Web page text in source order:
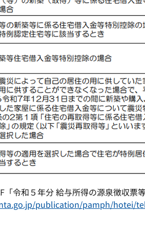
「令和５年分 給与所得の源泉徴収票
publication/pamph/hotei/